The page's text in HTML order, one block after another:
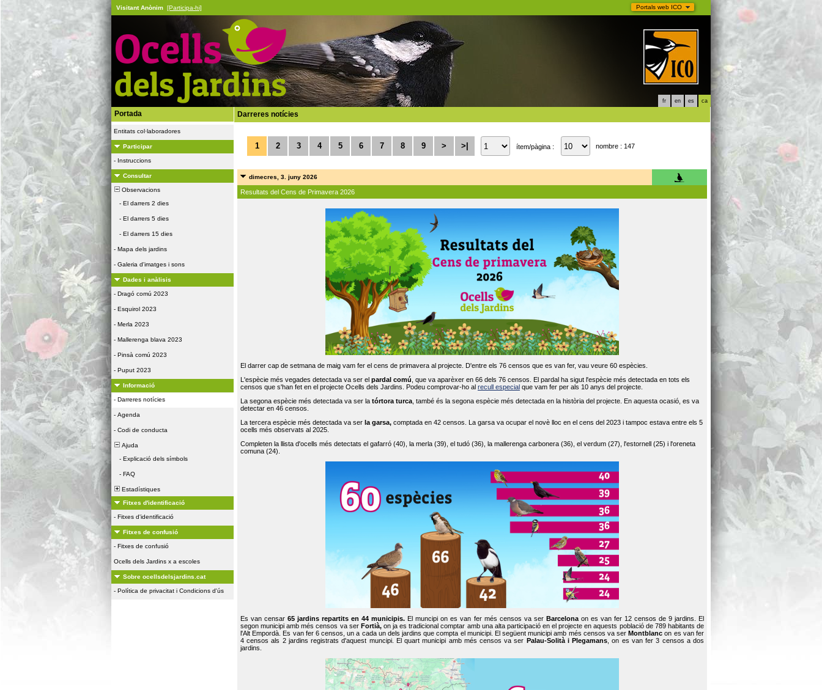
Portals web ICO
Visitant Anònim [Participa-hi]
fr en es ca
Portada
Entitats col·laboradores
Participar
- Instruccions
Consultar
Observacions
- El darrers 2 dies
- El darrers 5 dies
- El darrers 15 dies
- Mapa dels jardins
- Galeria d'imatges i sons
Dades i anàlisis
- Dragó comú 2023
- Esquirol 2023
- Merla 2023
- Mallerenga blava 2023
- Pinsà comú 2023
- Puput 2023
Informació
- Darreres notícies
- Agenda
- Codi de conducta
Ajuda
- Explicació dels símbols
- FAQ
Estadístiques
Fitxes d'identificació
- Fitxes d'identificació
Fitxes de confusió
- Fitxes de confusió
Ocells dels Jardins x a escoles
Sobre ocellsdelsjardins.cat
- Política de privacitat i Condicions d'ús
Darreres notícies
1 2 3 4 5 6 7 8 9 > >| ítem/pàgina : nombre : 147
dimecres, 3. juny 2026
Resultats del Cens de Primavera 2026
El darrer cap de setmana de maig vam fer el cens de primavera al projecte. D'entre els 76 censos que es van fer, vau veure 60 espècies.
L'espècie més vegades detectada va ser el pardal comú , que va aparèxer en 66 dels 76 censos. El pardal ha sigut l'espècie més detectada en tots els
censos que s'han fet en el projecte Ocells dels Jardins. Podeu comprovar-ho al recull especial que vam fer per als 10 anys del projecte.
La segona espècie més detectada va ser la tórtora turca , també és la segona espècie més detectada en la història del projecte. En aquesta ocasió, es va
detectar en 46 censos.
La tercera espècie més detectada va ser la garsa, comptada en 42 censos. La garsa va ocupar el novè lloc en el cens del 2023 i tampoc estava entre els 5
ocells més observats al 2025.
Completen la llista d'ocells més detectats el gafarró (40), la merla (39), el tudó (36), la mallerenga carbonera (36), el verdum (27), l'estornell (25) i l'oreneta
comuna (24).
Es van censar65 jardins repartits en 44 municipis. El muncipi on es van fer més censos va ser Barcelonaon es van fer 12 censos de 9 jardins. El
segon municipi amb més censos va ser Fortià, on ja es tradicional comptar amb una alta participació en el projecte en aquests població de 789 habitants de
l'Alt Empordà. Es van fer 6 censos, un a cada un dels jardins que compta el municipi. El següent municipi amb més censos va serMontblanc on es van fer
4 censos als 2 jardins registrats d'aquest muncipi. El quart municipi amb més censos va ser Palau-Solità i Plegamans , on es van fer 3 censos a dos
jardins.